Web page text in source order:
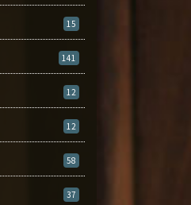
15
141
12
12
58
37